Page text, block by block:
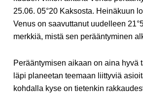
25.06. 05°20 Kaksosta. Heinäkuun
Venus on saavuttanut uudelleen
merkkiä, mistä sen perääntyminen
Perääntymisen aikaan on aina hyvä
läpi planeetan teemaan liittyviä
kohdalla kyse on tietenkin